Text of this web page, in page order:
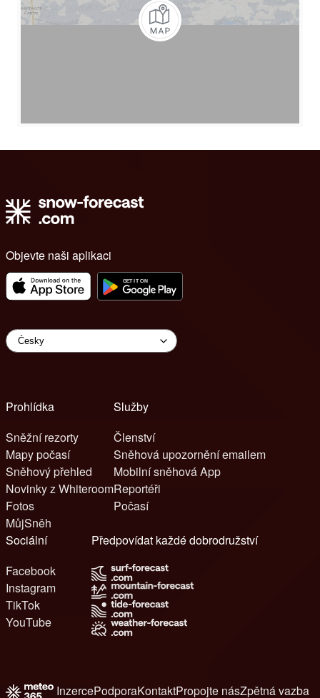
Objevte naši aplikaci
Prohlídka
Sněžní rezorty
Mapy počasí
Sněhový přehled
Novinky z Whiteroom
Fotos
MůjSněh
Služby
Členství
Sněhová upozornění emailem
Mobilní sněhová App
Reportéři
Počasí
Sociální
Facebook
Instagram
TikTok
YouTube
Předpovídat každé dobrodružství
InzercePodporaKontaktPropojte násZpětná vazba